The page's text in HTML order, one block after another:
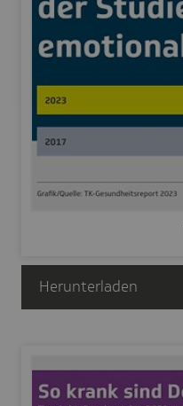
Herunterladen